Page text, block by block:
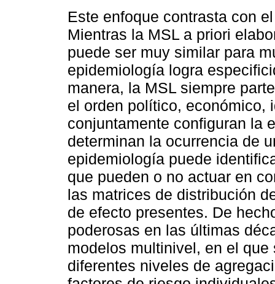
Este enfoque contrasta con
Mientras la MSL a priori
puede ser muy similar para
epidemiología logra
manera, la MSL siempre
el orden político, económico,
conjuntamente configuran la
determinan la ocurrencia de
epidemiología puede
que pueden o no actuar en
las matrices de distribución
de efecto presentes. De
poderosas en las últimas
modelos multinivel, en el
diferentes niveles de